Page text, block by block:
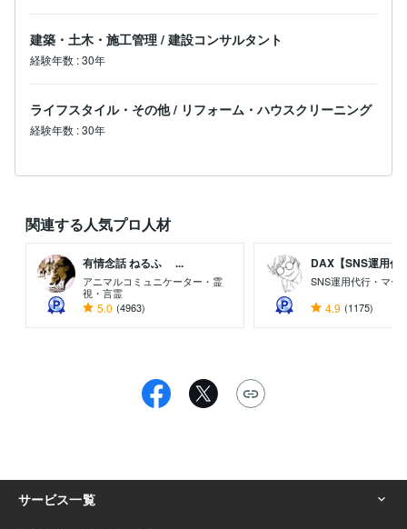
建築・土木・施工管理 / 建設コンサルタント
経験年数 :30年
ライフスタイル・その他 / リフォーム・ハウスクリーニング
経験年数 :30年
関連する人気プロ人材
有情念話 ねるふ ...
アニマルコミュニケーター・霊
視・言霊
5.0 (4963)
DAX【SNS運用代
SNS運用代行・マー
4.9 (1175)